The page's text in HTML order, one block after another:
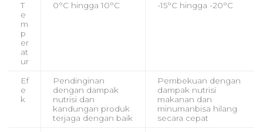
T
e
m
p
er
at
ur
0°C hingga 10°C -15°C hingga -20°C
Ef
e
k
Pendinginan
dengan dampak
nutrisi dan
kandungan produk
terjaga dengan baik
Pembekuan dengan
dampak nutrisi
makanan dan
minumanbisa hilang
secara cepat